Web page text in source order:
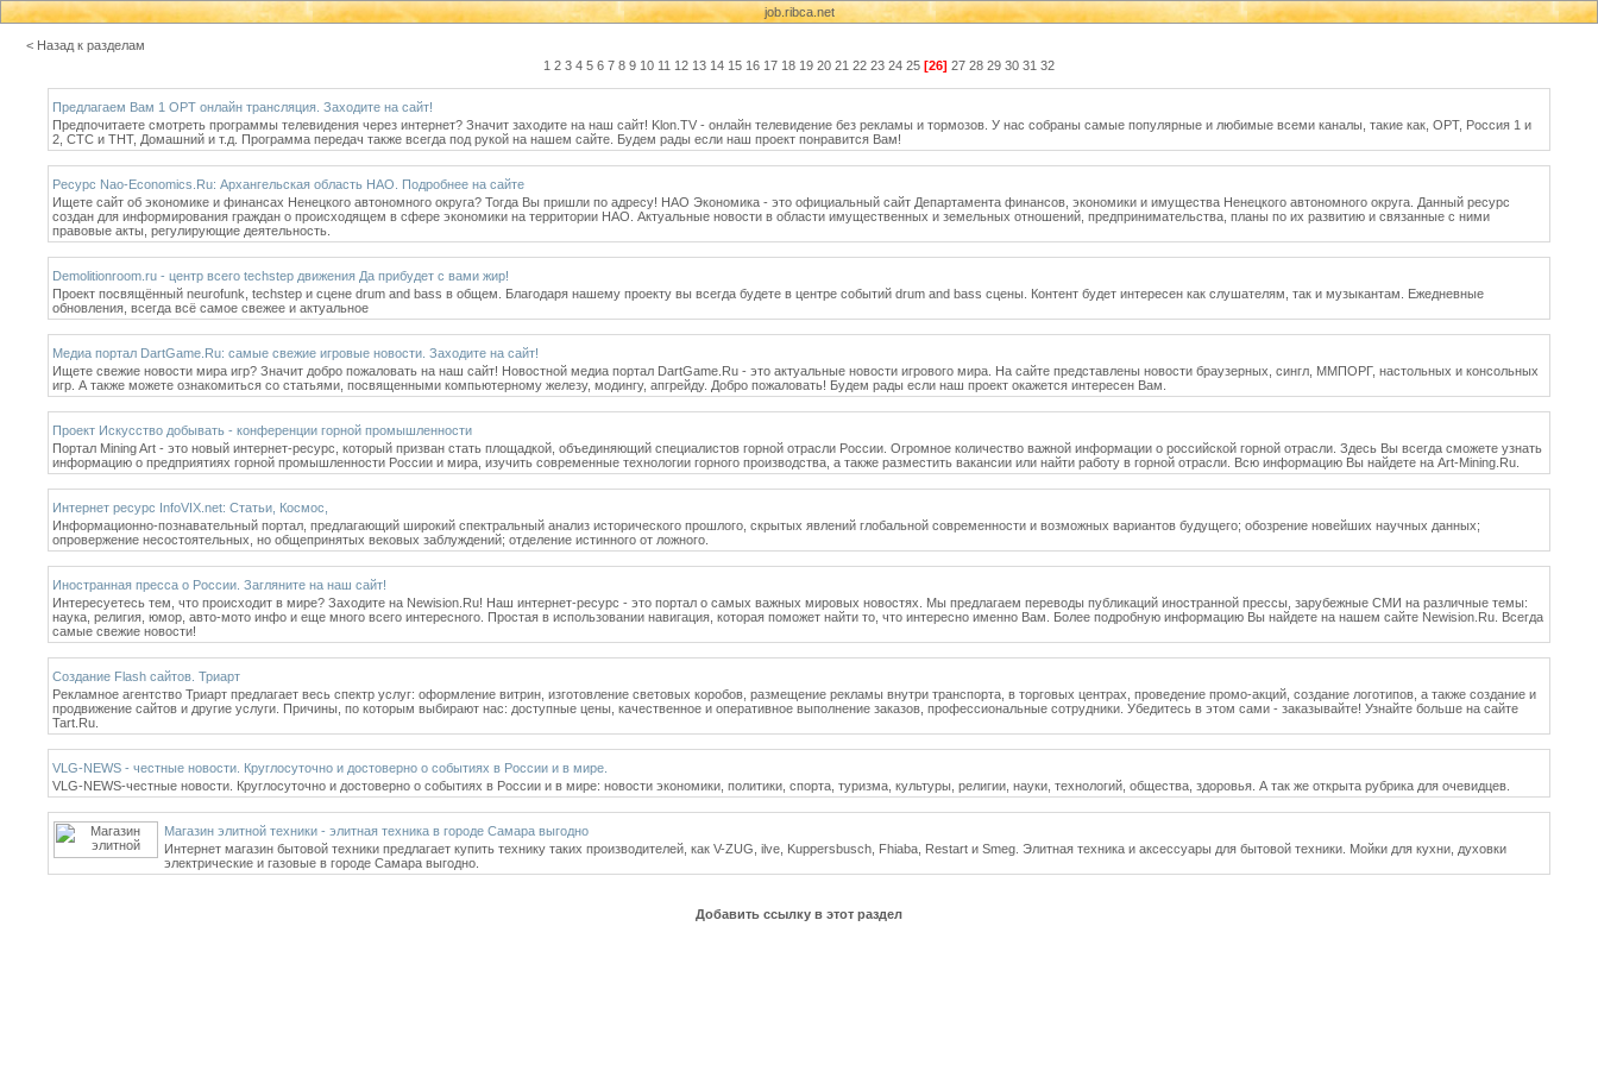
job.ribca.net
< Назад к разделам
1 2 3 4 5 6 7 8 9 10 11 12 13 14 15 16 17 18 19 20 21 22 23 24 25 [26] 27 28 29 30 31 32
Предлагаем Вам 1 ОРТ онлайн трансляция. Заходите на сайт!
Предпочитаете смотреть программы телевидения через интернет? Значит заходите на наш сайт! Klon.TV - онлайн телевидение без рекламы и тормозов. У нас собраны самые популярные и любимые всеми каналы, такие как, ОРТ, Россия 1 и
2, СТС и ТНТ, Домашний и т.д. Программа передач также всегда под рукой на нашем сайте. Будем рады если наш проект понравится Вам!
Ресурс Nao-Economics.Ru: Архангельская область НАО. Подробнее на сайте
Ищете сайт об экономике и финансах Ненецкого автономного округа? Тогда Вы пришли по адресу! НАО Экономика - это официальный сайт Департамента финансов, экономики и имущества Ненецкого автономного округа. Данный ресурс
создан для информирования граждан о происходящем в сфере экономики на территории НАО. Актуальные новости в области имущественных и земельных отношений, предпринимательства, планы по их развитию и связанные с ними
правовые акты, регулирующие деятельность.
Demolitionroom.ru - центр всего techstep движения Да прибудет с вами жир!
Проект посвящённый neurofunk, techstep и сцене drum and bass в общем. Благодаря нашему проекту вы всегда будете в центре событий drum and bass сцены. Контент будет интересен как слушателям, так и музыкантам. Ежедневные
обновления, всегда всё самое свежее и актуальное
Медиа портал DartGame.Ru: самые свежие игровые новости. Заходите на сайт!
Ищете свежие новости мира игр? Значит добро пожаловать на наш сайт! Новостной медиа портал DartGame.Ru - это актуальные новости игрового мира. На сайте представлены новости браузерных, сингл, ММПОРГ, настольных и консольных
игр. А также можете ознакомиться со статьями, посвященными компьютерному железу, модингу, апгрейду. Добро пожаловать! Будем рады если наш проект окажется интересен Вам.
Проект Искусство добывать - конференции горной промышленности
Портал Mining Art - это новый интернет-ресурс, который призван стать площадкой, объединяющий специалистов горной отрасли России. Огромное количество важной информации о российской горной отрасли. Здесь Вы всегда сможете узнать
информацию о предприятиях горной промышленности России и мира, изучить современные технологии горного производства, а также разместить вакансии или найти работу в горной отрасли. Всю информацию Вы найдете на Art-Mining.Ru.
Интернет ресурс InfoVIX.net: Статьи, Космос,
Информационно-познавательный портал, предлагающий широкий спектральный анализ исторического прошлого, скрытых явлений глобальной современности и возможных вариантов будущего; обозрение новейших научных данных;
опровержение несостоятельных, но общепринятых вековых заблуждений; отделение истинного от ложного.
Иностранная пресса о России. Загляните на наш сайт!
Интересуетесь тем, что происходит в мире? Заходите на Newision.Ru! Наш интернет-ресурс - это портал о самых важных мировых новостях. Мы предлагаем переводы публикаций иностранной прессы, зарубежные СМИ на различные темы:
наука, религия, юмор, авто-мото инфо и еще много всего интересного. Простая в использовании навигация, которая поможет найти то, что интересно именно Вам. Более подробную информацию Вы найдете на нашем сайте Newision.Ru. Всегда
самые свежие новости!
Создание Flash сайтов. Триарт
Рекламное агентство Триарт предлагает весь спектр услуг: оформление витрин, изготовление световых коробов, размещение рекламы внутри транспорта, в торговых центрах, проведение промо-акций, создание логотипов, а также создание и
продвижение сайтов и другие услуги. Причины, по которым выбирают нас: доступные цены, качественное и оперативное выполнение заказов, профессиональные сотрудники. Убедитесь в этом сами - заказывайте! Узнайте больше на сайте
Tart.Ru.
VLG-NEWS - честные новости. Круглосуточно и достоверно о событиях в России и в мире.
VLG-NEWS-честные новости. Круглосуточно и достоверно о событиях в России и в мире: новости экономики, политики, спорта, туризма, культуры, религии, науки, технологий, общества, здоровья. А так же открыта рубрика для очевидцев.
Магазин элитной техники - элитная техника в городе Самара выгодно
Интернет магазин бытовой техники предлагает купить технику таких производителей, как V-ZUG, ilve, Kuppersbusch, Fhiaba, Restart и Smeg. Элитная техника и аксессуары для бытовой техники. Мойки для кухни, духовки
электрические и газовые в городе Самара выгодно.
Добавить ссылку в этот раздел